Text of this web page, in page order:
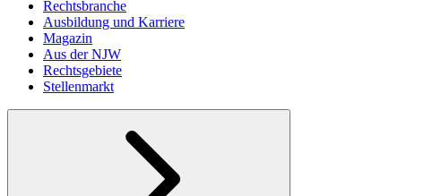
Rechtsbranche
Ausbildung und Karriere
Magazin
Aus der NJW
Rechtsgebiete
Stellenmarkt